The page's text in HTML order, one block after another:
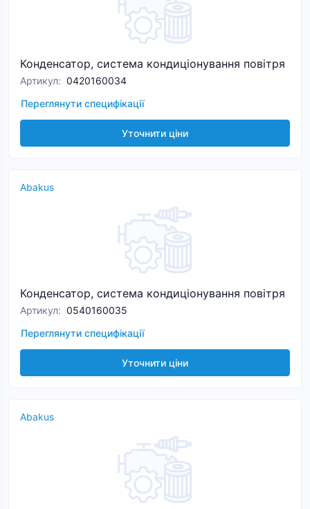
Конденсатор, система кондиціонування повітря
Артикул: 0420160034
Переглянути специфікації
Уточнити ціни
Abakus
Конденсатор, система кондиціонування повітря
Артикул: 0540160035
Переглянути специфікації
Уточнити ціни
Abakus